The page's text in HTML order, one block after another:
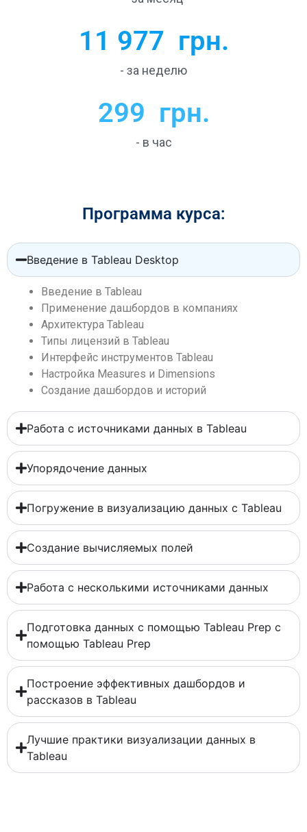
- за неделю
11 977
  грн.
- в час
299
  грн.
Программа курса:
Введение в Tableau Desktop
Введение в Tableau
Применение дашбордов в компаниях
Архитектура Tableau
Типы лицензий в Tableau
Интерфейс инструментов Tableau
Настройка Measures и Dimensions
Создание дашбордов и историй
Работа с источниками данных в Tableau
Упорядочение данных
Погружение в визуализацию данных с Tableau
Создание вычисляемых полей
Работа с несколькими источниками данных
Подготовка данных с помощью Tableau Prep с
помощью Tableau Prep
Построение эффективных дашбордов и
рассказов в Tableau
Лучшие практики визуализации данных в
Tableau